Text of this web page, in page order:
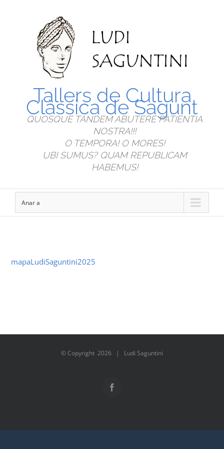
Tallers de Cultura
Clàssica de Sagunt
QUOSQUE TANDEM ABUTERE PATIENTIA
NOSTRA!!!
O TEMPORA! O MORES!
UBI SUMUS? QUAM REPUBLICAM
HABEMUS!
Anar a
mapaLudiSaguntini2025
© Copyright 2026 | Ludi Saguntini